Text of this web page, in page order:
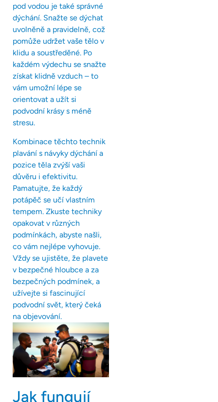
pod vodou je také správné
dýchání. Snažte se dýchat
uvolněně a pravidelně, což
pomůže udržet vaše tělo v
klidu a soustředěné. Po
každém výdechu se snažte
získat klidně vzduch – to
vám umožní lépe se
orientovat a užít si
podvodní krásy s méně
stresu.
Kombinace těchto technik
plavání s návyky dýchání a
pozice těla zvýší vaši
důvěru i efektivitu.
Pamatujte, že každý
potápěč se učí vlastním
tempem. Zkuste techniky
opakovat v různých
podmínkách, abyste našli,
co vám nejlépe vyhovuje.
Vždy se ujistěte, že plavete
v bezpečné hloubce a za
bezpečných podmínek, a
užívejte si fascinující
podvodní svět, který čeká
na objevování.
Jak fungují